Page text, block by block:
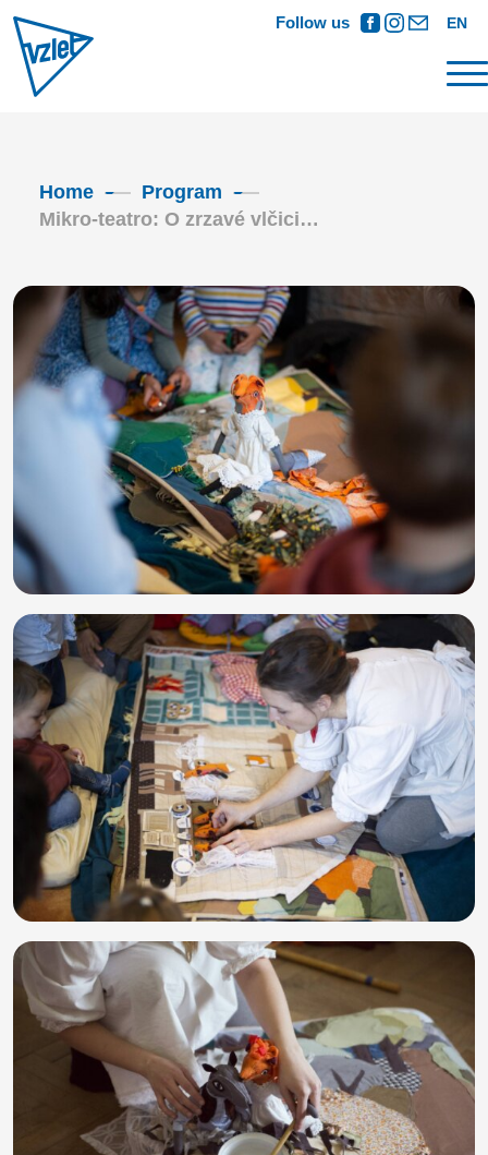
Follow us EN
Home
Program
Mikro-teatro: O zrzavé vlčici…